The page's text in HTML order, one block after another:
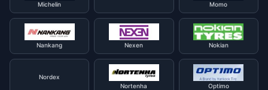
Michelin
Momo
Nankang Nexen Nokian
Nordex
Nortenha
Optimo